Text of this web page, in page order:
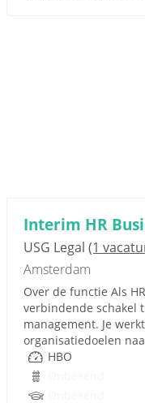
Interim HR
USG Legal (1
Amsterdam
Over de functie Als
verbindende schakel
management. Je
organisatiedoelen
HBO